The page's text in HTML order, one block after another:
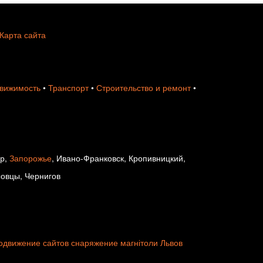
Карта сайта
• Транспорт• Строительство и ремонт•
Запорожье, Ивано-Франковск, Кропивницкий,
Чернигов
сайтов снаряжение магнітоли Львов